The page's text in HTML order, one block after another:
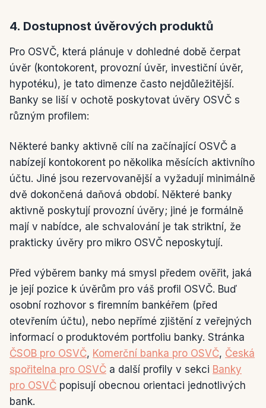
4. Dostupnost úvěrových produktů
Pro OSVČ, která plánuje v dohledné době čerpat
úvěr (kontokorent, provozní úvěr, investiční úvěr,
hypotéku), je tato dimenze často nejdůležitější.
Banky se liší v ochotě poskytovat úvěry OSVČ s
různým profilem:
Některé banky aktivně cílí na začínající OSVČ a
nabízejí kontokorent po několika měsících aktivního
účtu. Jiné jsou rezervovanější a vyžadují minimálně
dvě dokončená daňová období. Některé banky
aktivně poskytují provozní úvěry; jiné je formálně
mají v nabídce, ale schvalování je tak striktní, že
prakticky úvěry pro mikro OSVČ neposkytují.
Před výběrem banky má smysl předem ověřit, jaká
je její pozice k úvěrům pro váš profil OSVČ. Buď
osobní rozhovor s firemním bankéřem (před
otevřením účtu), nebo nepřímé zjištění z veřejných
informací o produktovém portfoliu banky. Stránka
ČSOB pro OSVČ, Komerční banka pro OSVČ, Česká
spořitelna pro OSVČ a další profily v sekci Banky
pro OSVČ popisují obecnou orientaci jednotlivých
bank.